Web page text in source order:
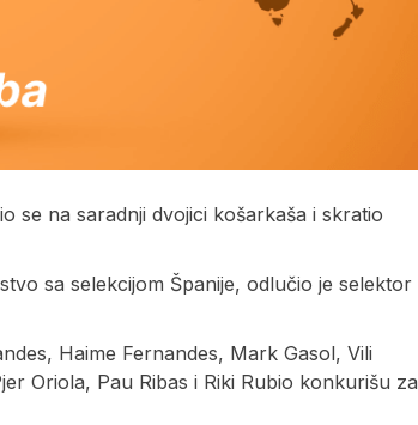
se na saradnji dvojici košarkaša i skratio
sa selekcijom Španije, odlučio je selektor
Haime Fernandes, Mark Gasol, Vili
Oriola, Pau Ribas i Riki Rubio konkurišu za